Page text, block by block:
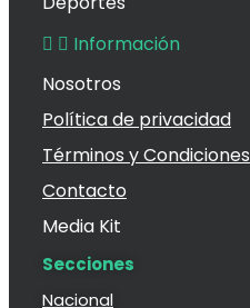
Información
Nosotros
Política de privacidad
Términos y Condiciones
Contacto
Media Kit
Secciones
Nacional